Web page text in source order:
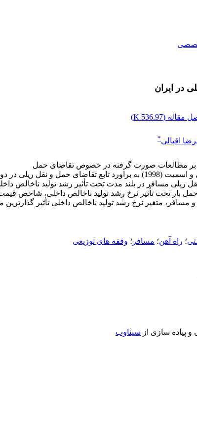
در ایران
مقاله (536.97 K
)
اقبالی*
بر مطالعات صورت گرفته در خصوص تقاضای حمل
مسافر در بلند مدت تحت تأثیر رشد تولید ناخالص
بار تحت تأثیر نرخ رشد تولید ناخالص داخلی، شاخص
مسافر، متغیر نرخ رشد تولید ناخالص داخلی تأثیر گذارترین
؛ راه آهن؛ مسافر ؛ وقفه های توزیعی
پیاده سازی از سیناوب